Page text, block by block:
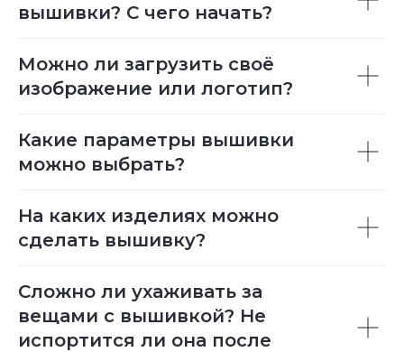
вышивки? С чего начать?
Можно ли загрузить своё
изображение или логотип?
Какие параметры вышивки
можно выбрать?
На каких изделиях можно
сделать вышивку?
Сложно ли ухаживать за
вещами с вышивкой? Не
испортится ли она после